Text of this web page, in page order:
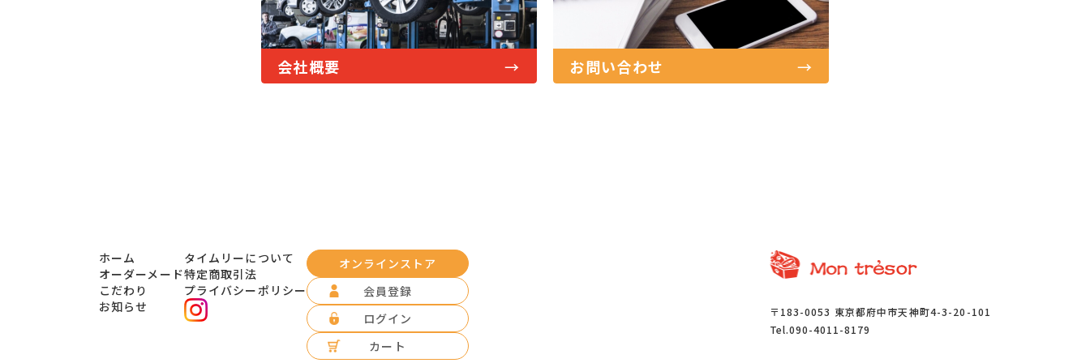
会社概要 → お問い合わせ →
〒183-0053 東京都府中市天神町4-3-20-101
Tel.090-4011-8179
ホーム
オーダーメード
こだわり
お知らせ
タイムリーについて
特定商取引法
プライバシーポリシー
オンラインストア
会員登録
ログイン
カート